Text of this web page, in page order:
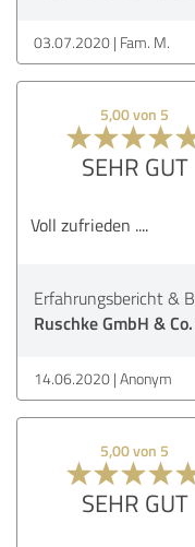
03.07.2020 Fam. M.
5,00 von 5
SEHR GUT
Voll zufrieden ....
Erfahrungsbericht &
Ruschke GmbH & Co.
14.06.2020 Anonym
5,00 von 5
SEHR GUT